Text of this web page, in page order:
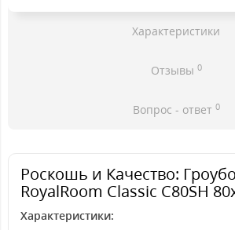
Характеристики
Отзывы 0
Вопрос - ответ 0
Роскошь и Качество:
RoyalRoom Classic C80SH
Характеристики: